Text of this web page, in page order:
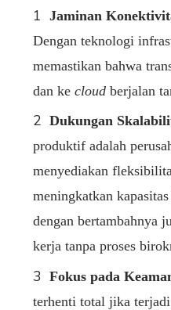
Jaminan
Dengan teknologi
memastikan bahwa
dan ke cloud berjalan
Dukungan
produktif adalah
menyediakan
meningkatkan
dengan bertambahnya
kerja tanpa proses
Fokus pada
terhenti total jika